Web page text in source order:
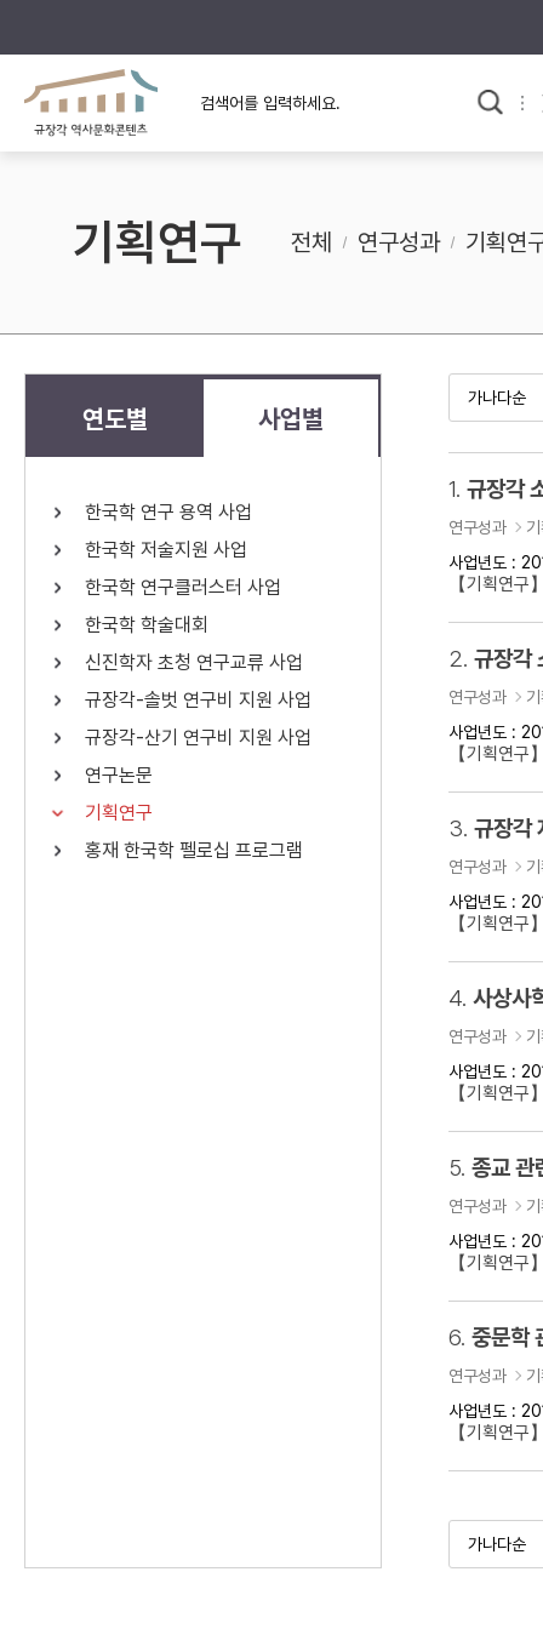
규장각의 어제와 오늘
규장각 소개영상
사료와 문학으로 본
고대
조선 후기
근대
검색 연산자 사용안내
연산자
AND
OR 정조 OR 정약용 “정조” 또는 “
료를 검색
기획연구 전체 연구성과 기획연
연도별 사업별
한국학 연구 용역 사업
한국학 저술지원 사업
한국학 연구클러스터 사업
한국학 학술대회
신진학자 초청 연구교류 사업
규장각-솔벗 연구비 지원 사업
규장각-산기 연구비 지원 사업
연구논문
기획연구
홍재 한국학 펠로십 프로그램
1. 규장각
연구성과
사업년도 :
【기획
2. 규장각
연구성과
사업년도 :
【기획
3. 규장각
연구성과
사업년도 :
【기획연
4. 사상사
연구성과
사업년도 :
【기획연
5. 종교 관
연구성과
사업년도 :
【기획연
6. 중문학
연구성과
사업년도 :
【기획